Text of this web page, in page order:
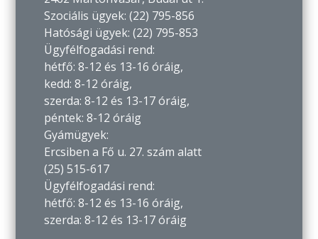
Szociális ügyek: (22) 795-856
Hatósági ügyek: (22) 795-853
Ügyfélfogadási rend:
hétfő: 8-12 és 13-16 óráig,
kedd: 8-12 óráig,
szerda: 8-12 és 13-17 óráig,
péntek: 8-12 óráig
Gyámügyek:
Ercsiben a Fő u. 27. szám alatt
(25) 515-617
Ügyfélfogadási rend:
hétfő: 8-12 és 13-16 óráig,
szerda: 8-12 és 13-17 óráig